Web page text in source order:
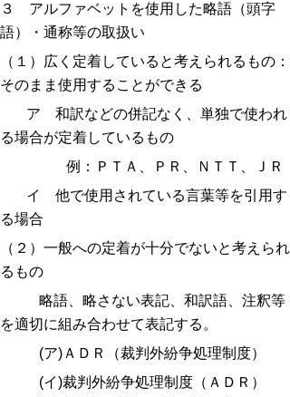
３ アルファベットを使用した略語（頭字
語）・通称等の取扱い
（１）広く定着していると考えられるもの：
そのまま使用することができる
ア 和訳などの併記なく、単独で使われ
る場合が定着しているもの
例：ＰＴＡ、ＰＲ、ＮＴＴ、ＪＲ
イ 他で使用されている言葉等を引用す
る場合
（２）一般への定着が十分でないと考えられ
るもの
略語、略さない表記、和訳語、注釈等
を適切に組み合わせて表記する。
(ア)ＡＤＲ（裁判外紛争処理制度）
(イ)裁判外紛争処理制度（ＡＤＲ）